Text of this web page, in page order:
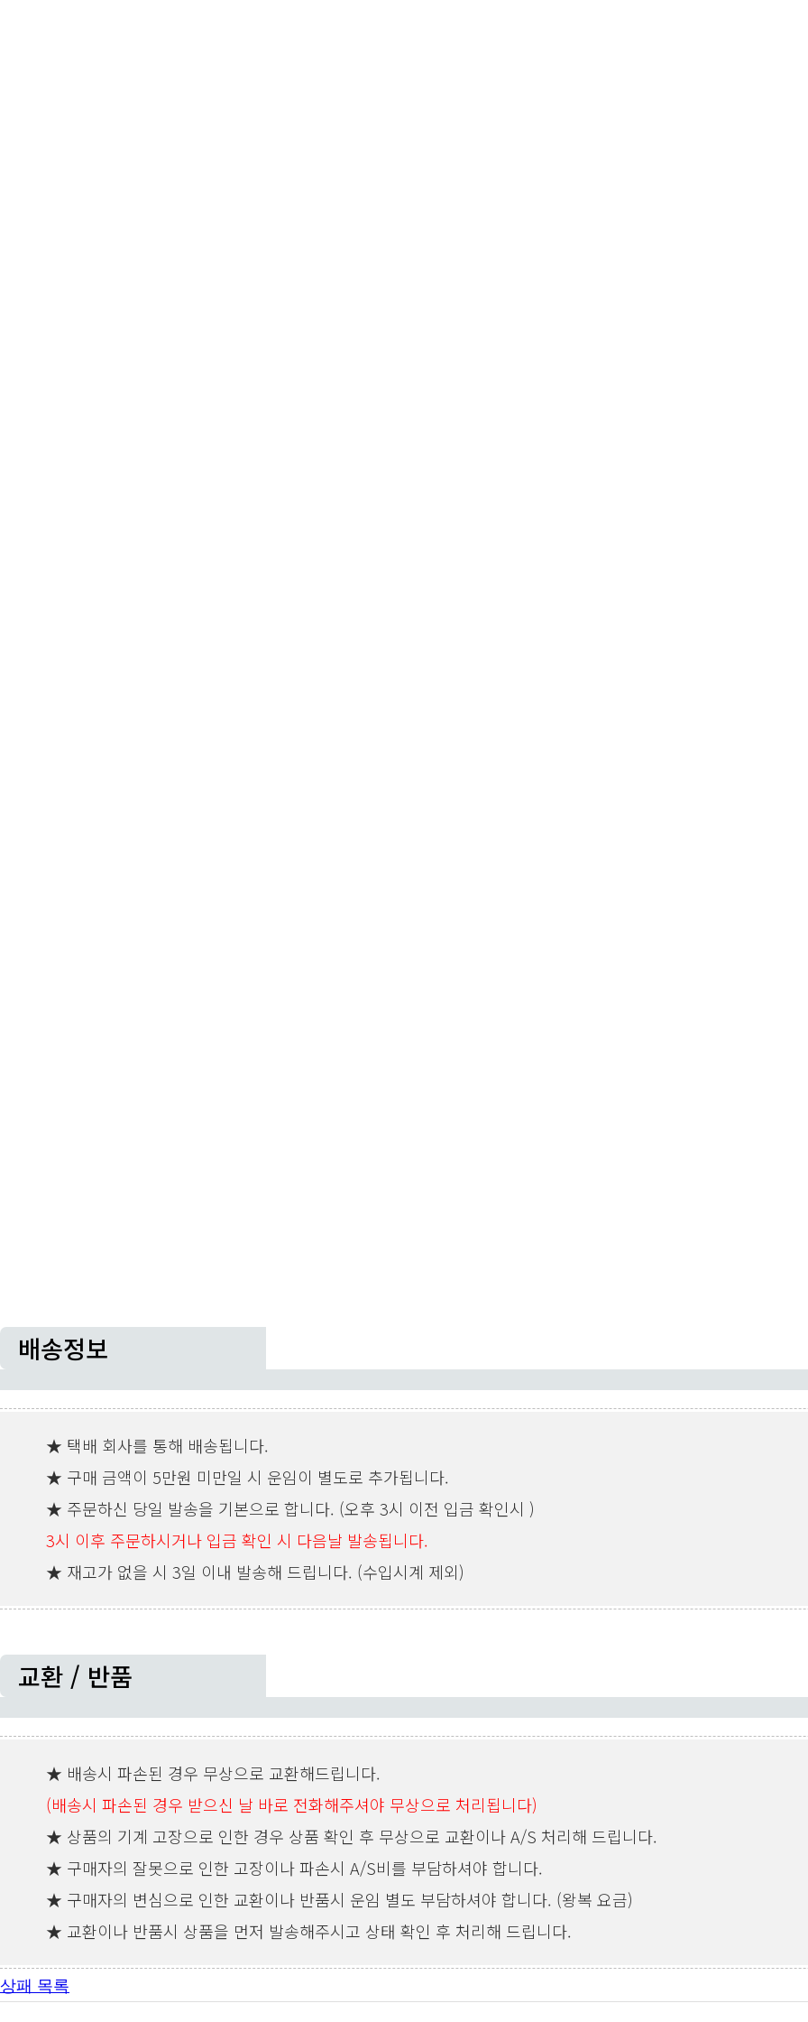
배송정보
★ 택배 회사를 통해 배송됩니다.
★ 구매 금액이 5만원 미만일 시 운임이 별도로 추가됩니다.
★ 주문하신 당일 발송을 기본으로 합니다. (오후 3시 이전 입금 확인시 )
3시 이후 주문하시거나 입금 확인 시 다음날 발송됩니다.
★ 재고가 없을 시 3일 이내 발송해 드립니다. (수입시계 제외)
교환 / 반품
★ 배송시 파손된 경우 무상으로 교환해드립니다.
(배송시 파손된 경우 받으신 날 바로 전화해주셔야 무상으로 처리됩니다)
★ 상품의 기계 고장으로 인한 경우 상품 확인 후 무상으로 교환이나 A/S 처리해 드립니다.
★ 구매자의 잘못으로 인한 고장이나 파손시 A/S비를 부담하셔야 합니다.
★ 구매자의 변심으로 인한 교환이나 반품시 운임 별도 부담하셔야 합니다. (왕복 요금)
★ 교환이나 반품시 상품을 먼저 발송해주시고 상태 확인 후 처리해 드립니다.
상패 목록